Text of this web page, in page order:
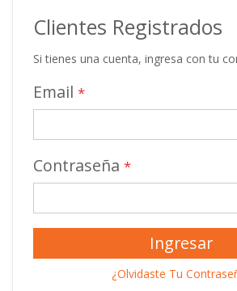
Clientes Registrados
Si tienes una cuenta, ingresa con tu
Email
Contraseña
Ingresar
¿Olvidaste Tu